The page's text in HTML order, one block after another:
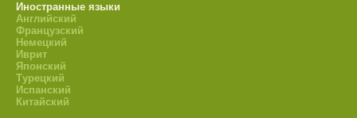
Иностранные языки
Английский
Французский
Немецкий
Иврит
Японский
Турецкий
Испанский
Китайский